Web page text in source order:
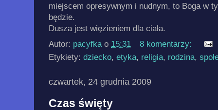
miejscem opresywnym i nudnym, to Boga w
będzie.
Dusza jest więzieniem dla ciała.
Autor: pacyfka o 15:31
8 komentarzy:
Etykiety: dziecko, etyka, religia, rodzina,
czwartek, 24 grudnia 2009
Czas święty